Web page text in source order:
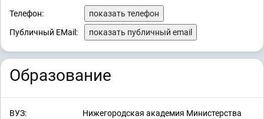
Телефон:
показать телефон
Публичный EMail:
показать публичный email
Образование
ВУЗ:
Нижегородская академия Министерства